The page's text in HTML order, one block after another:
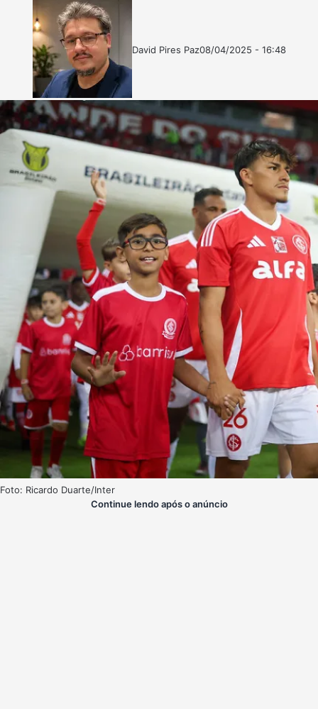
David Pires PazFollow
Mande
08/04/2025 - 16:48
Foto: Ricardo Duarte/Inter
Continue lendo após o anúncio